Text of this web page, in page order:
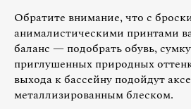
Обратите внимание, что с
анималистическими принтами
баланс — подобрать обувь,
приглушенных природных
выхода к бассейну подойдут
металлизированным блеском.